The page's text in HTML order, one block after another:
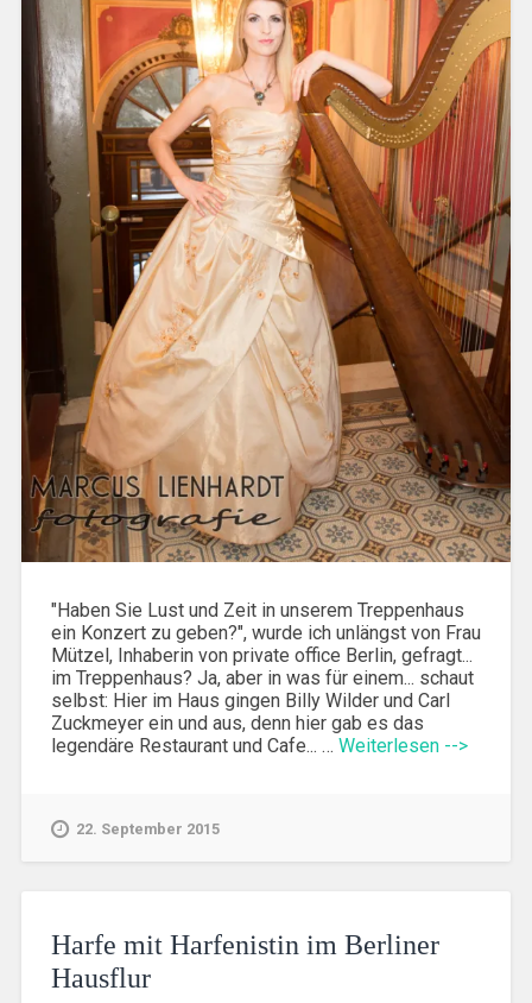
"Haben Sie Lust und Zeit in unserem Treppenhaus
ein Konzert zu geben?", wurde ich unlängst von Frau
Mützel, Inhaberin von private office Berlin, gefragt...
im Treppenhaus? Ja, aber in was für einem... schaut
selbst: Hier im Haus gingen Billy Wilder und Carl
Zuckmeyer ein und aus, denn hier gab es das
legendäre Restaurant und Cafe... … Weiterlesen -->
22. September 2015
Harfe mit Harfenistin im Berliner
Hausflur